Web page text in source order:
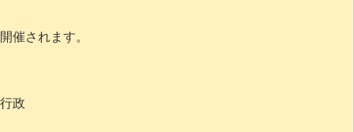
開催されます。
行政